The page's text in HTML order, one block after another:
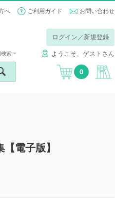
へ ご利用ガイド お問い合わせ
ログイン／新規登録
ようこそ、ゲストさん
検索
0
電子版】